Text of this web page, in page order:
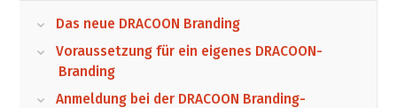
Das neue DRACOON Branding
Voraussetzung für ein eigenes DRACOON-
Branding
Anmeldung bei der DRACOON Branding-